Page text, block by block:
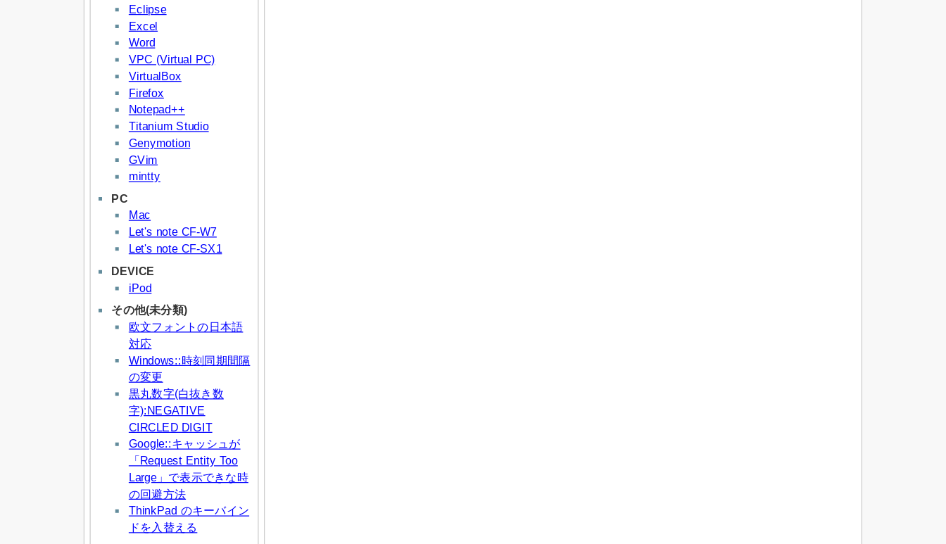
Eclipse
Excel
Word
VPC (Virtual PC)
VirtualBox
Firefox
Notepad++
Titanium Studio
Genymotion
GVim
mintty
PC
Mac
Let's note CF-W7
Let's note CF-SX1
DEVICE
iPod
その他(未分類)
欧文フォントの日本語
対応
Windows::時刻同期間隔
の変更
黒丸数字(白抜き数
字):NEGATIVE
CIRCLED DIGIT
Google::キャッシュが
「Request Entity Too
Large」で表示できな時
の回避方法
ThinkPad のキーバイン
ドを入替える